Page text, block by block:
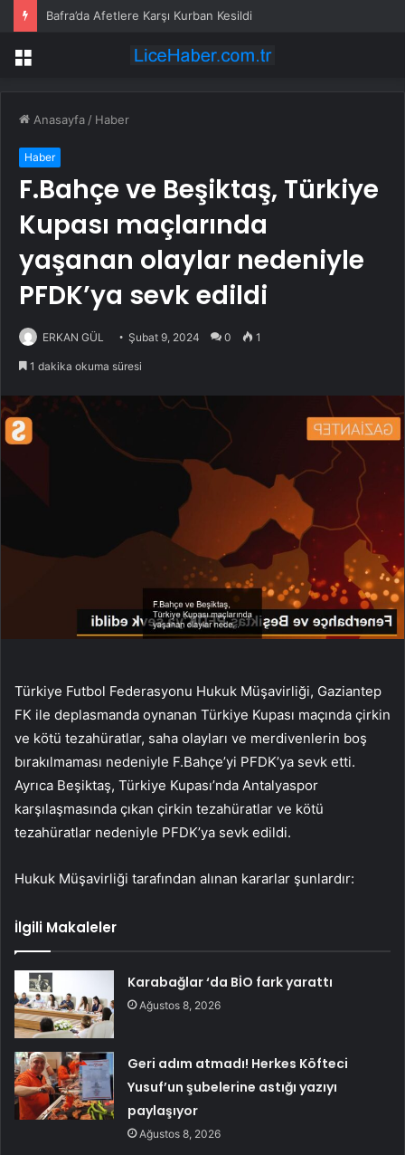
Bafra’da Afetlere Karşı Kurban Kesildi
Menü
Anasayfa / Haber
Haber
F.Bahçe ve Beşiktaş, Türkiye
Kupası maçlarında
yaşanan olaylar nedeniyle
PFDK’ya sevk edildi
ERKAN GÜL Şubat 9, 2024 0 1
1 dakika okuma süresi
Türkiye Futbol Federasyonu Hukuk Müşavirliği, Gaziantep
FK ile deplasmanda oynanan Türkiye Kupası maçında çirkin
ve kötü tezahüratlar, saha olayları ve merdivenlerin boş
bırakılmaması nedeniyle F.Bahçe’yi PFDK’ya sevk etti.
Ayrıca Beşiktaş, Türkiye Kupası’nda Antalyaspor
karşılaşmasında çıkan çirkin tezahüratlar ve kötü
tezahüratlar nedeniyle PFDK’ya sevk edildi.
Hukuk Müşavirliği tarafından alınan kararlar şunlardır:
İlgili Makaleler
Karabağlar ‘da BİO fark yarattı
Ağustos 8, 2026
Geri adım atmadı! Herkes Köfteci
Yusuf’un şubelerine astığı yazıyı
paylaşıyor
Ağustos 8, 2026